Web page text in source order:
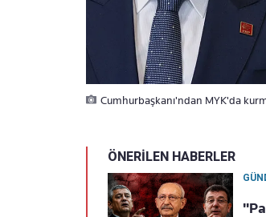
Cumhurbaşkanı'ndan MYK'da
ÖNERİLEN HABERLER